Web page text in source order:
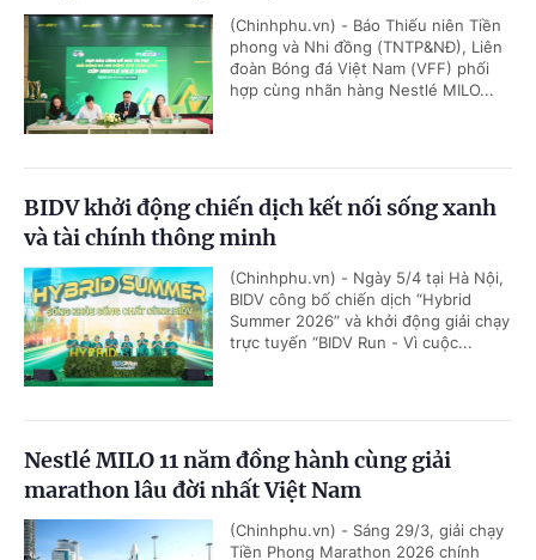
(Chinhphu.vn) - Báo Thiếu niên Tiền
phong và Nhi đồng (TNTP&NĐ), Liên
đoàn Bóng đá Việt Nam (VFF) phối
hợp cùng nhãn hàng Nestlé MILO...
BIDV khởi động chiến dịch kết nối sống xanh
và tài chính thông minh
(Chinhphu.vn) - Ngày 5/4 tại Hà Nội,
BIDV công bố chiến dịch “Hybrid
Summer 2026” và khởi động giải chạy
trực tuyến “BIDV Run - Vì cuộc...
Nestlé MILO 11 năm đồng hành cùng giải
marathon lâu đời nhất Việt Nam
(Chinhphu.vn) - Sáng 29/3, giải chạy
Tiền Phong Marathon 2026 chính